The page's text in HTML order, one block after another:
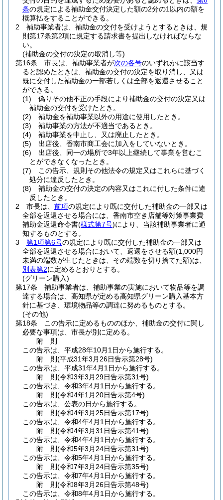
条の規定による補助金交付決定した額の2分の1以内の額を
概算払をすることができる。
2
補助事業者は、補助金の交付を受けようとするときは、規
則第17条第2項に規定する請求書を提出しなければならな
い。
(補助金の交付の決定の取消し等)
第16条
市長は、補助事業者が次の各号のいずれかに該当す
ると認めたときは、補助金の交付の決定を取り消し、又は
既に交付した補助金の一部若しくは全部を返還させること
ができる。
(1)
偽りその他不正の手段により補助金の交付の決定又は
補助金の交付を受けたとき。
(2)
補助金を補助事業以外の用途に使用したとき。
(3)
補助事業の方法が不適当であるとき。
(4)
補助事業を中止し、又は廃止したとき。
(5)
出店後、香南市商工会に加入をしていないとき。
(6)
出店後、同一の場所で3年以上継続して事業を営むこ
とができなくなったとき。
(7)
この告示、規則その他法令の規定又はこれらに基づく
処分に違反したとき。
(8)
補助金の交付の決定の内容又はこれに付した条件に違
反したとき。
2
市長は、 前項の規定により既に交付した補助金の一部又は
全部を返還させる場合には、香南市空き店舗等対策事業費
補助金返還命令書(様式第7号)により、当該補助事業者に通
知するものとする。
3
第1項第6号の規定により既に交付した補助金の一部又は
全部を返還させる場合において、返還をさせる額(1,000円
未満の端数が生じたときは、その端数を切り捨てた額)は、
別表第2に定めるとおりとする。
(グリーン購入)
第17条
補助事業者は、補助事業の実施において物品等を調
達する場合は、高知県が定める高知県グリーン購入基本方
針に基づき、環境物品等の調達に努めるものとする。
(その他)
第18条
この告示に定めるもののほか、補助金の交付に関し
必要な事項は、市長が別に定める。
附 則
この告示は、平成28年10月1日から施行する。
附 則(平成31年3月26日告示第28号)
この告示は、平成31年4月1日から施行する。
附 則(令和3年3月29日告示第31号)
この告示は、令和3年4月1日から施行する。
附 則(令和4年1月20日告示第4号)
この告示は、公表の日から施行する。
附 則(令和4年3月25日告示第17号)
この告示は、令和4年4月1日から施行する。
附 則(令和4年3月31日告示第41号)
この告示は、令和4年4月1日から施行する。
附 則(令和5年3月24日告示第31号)
この告示は、令和5年4月1日から施行する。
附 則(令和7年3月24日告示第35号)
この告示は、令和7年4月1日から施行する。
附 則(令和8年3月26日告示第48号)
この告示は、令和8年4月1日から施行する。